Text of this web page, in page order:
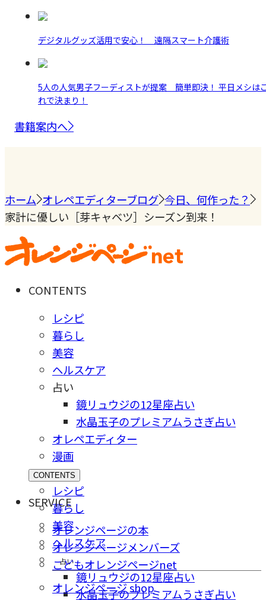
デジタルグッズ活用で安心！ 遠隔スマート介護術
5人の人気男子フーディストが提案 簡単即決！ 平日メシは
れで決まり！
書籍案内へ
ホーム オレペエディターブログ 今日、何作った？
家計に優しい［芽キャベツ］シーズン到来！
CONTENTS
レシピ
暮らし
美容
ヘルスケア
占い
鏡リュウジの12星座占い
水晶玉子のプレミアムうさぎ占い
オレペエディター
漫画
CONTENTS
レシピ
暮らし
美容
ヘルスケア
占い
鏡リュウジの12星座占い
水晶玉子のプレミアムうさぎ占い
SERVICE
オレンジページの本
オレンジページメンバーズ
こどもオレンジページnet
オレンジページ shop